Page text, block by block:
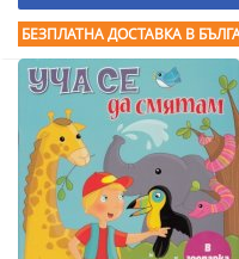
БЕЗПЛАТНА ДОСТАВКА В